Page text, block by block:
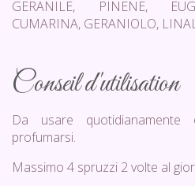
GERANILE, PINENE,
CUMARINA, GERANIOLO,
Conseil d'utilisation
Da usare quotidianamente
profumarsi.
Massimo 4 spruzzi 2 volte al